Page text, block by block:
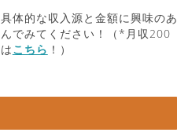
体的な収入源と金額に興味のあ
でみてください！（*月収200
こちら ！）